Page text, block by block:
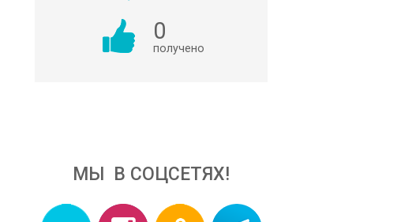
0
получено
МЫ В СОЦСЕТЯХ!